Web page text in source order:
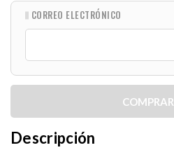
CORREO ELECTRÓNICO
COMPRAR
Descripción